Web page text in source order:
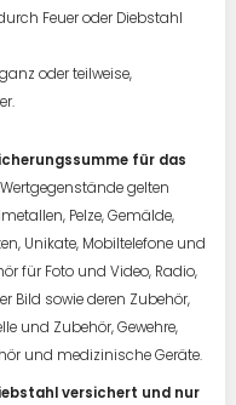
Feuer oder Diebstahl
oder teilweise,
für das
gelten
Pelze, Gemälde,
Unikate, Mobiltelefone und
für Foto und Video, Radio,
Bild sowie deren Zubehör,
und Zubehör, Gewehre,
und medizinische Geräte.
versichert und nur